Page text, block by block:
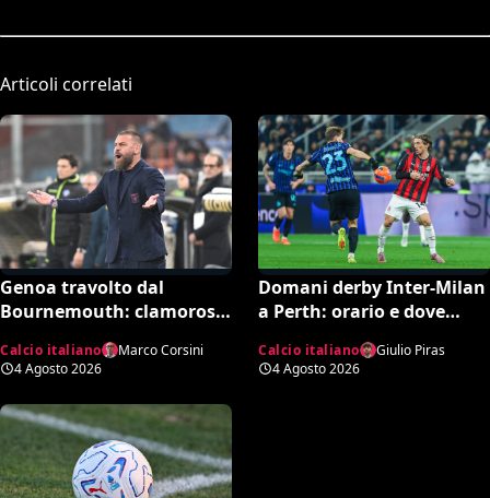
Articoli correlati
Genoa travolto dal
Bournemouth: clamoroso
10-1 in amichevole e
record negativo storico
Calcio italiano
Marco Corsini
4 Agosto 2026
Domani derby Inter-Milan
a Perth: orario e dove
vedere il match in tv
Calcio italiano
Giulio Piras
4 Agosto 2026